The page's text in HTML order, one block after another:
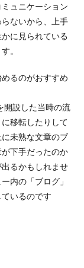
ュニケーション
ないから、上手
に見られている
。
るのがおすすめ
開設した当時の流
移転したりして
未熟な文章のブ
下手だったのか
るかもしれませ
内の「ブログ」
いるのです